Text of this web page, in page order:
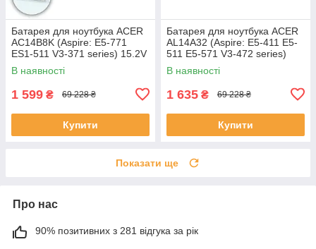
Батарея для ноутбука ACER
AC14B8K (Aspire: E5-771
ES1-511 V3-371 series) 15.2V
2200mAh Чорний
В наявності
1 599 ₴ 69 228 ₴
Купити
Батарея для ноутбука ACER
AL14A32 (Aspire: E5-411 E5-
511 E5-571 V3-472 series)
11.1V 5200mAh Чорний
В наявності
1 635 ₴ 69 228 ₴
Купити
Показати ще
Про нас
90% позитивних з 281 відгука за рік